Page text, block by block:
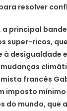
resolver
a principal
super-ricos,
desigualdade
francês
imposto mínimo
do mundo, que